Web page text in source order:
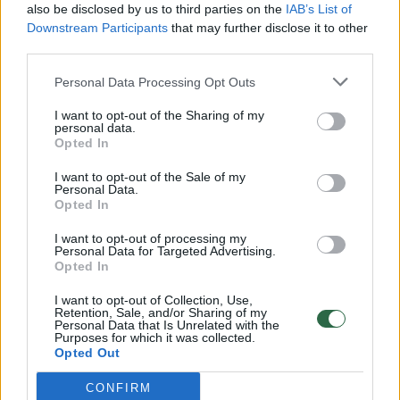
also be disclosed by us to third parties on the IAB’s List of
Downstream Participants that may further disclose it to other
Personal Data Processing Opt Outs
I want to opt-out of the Sharing of my
personal data.
Opted In
I want to opt-out of the Sale of my
Personal Data.
Opted In
I want to opt-out of processing my
Personal Data for Targeted Advertising.
Opted In
I want to opt-out of Collection, Use,
Retention, Sale, and/or Sharing of my
Personal Data that Is Unrelated with the
Purposes for which it was collected.
Opted Out
CONFIRM
Lietuvos diena
Savaitės vidurys nusimato karštas: temperatūra kils iki
Žinios | Orai
00:00:59
Nufilmavo, kaip patvino Vilniaus Vakarinis aplinkkelis:
vaizdas pribloškia
Žinios | Lietuvos diena
Avarija Vilniuje: į stotelę įsirėžęs automobilis sužalojo
dvi moteris
Žinios | Lietuvos diena